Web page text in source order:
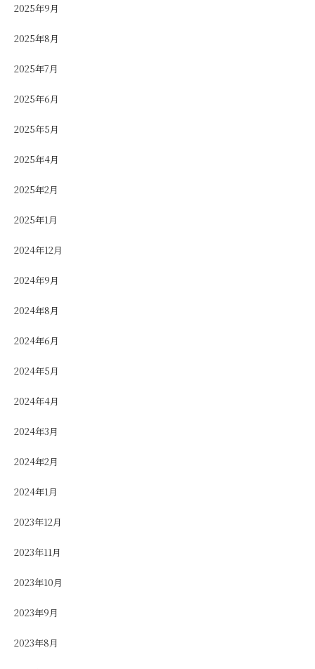
2025年9月
2025年8月
2025年7月
2025年6月
2025年5月
2025年4月
2025年2月
2025年1月
2024年12月
2024年9月
2024年8月
2024年6月
2024年5月
2024年4月
2024年3月
2024年2月
2024年1月
2023年12月
2023年11月
2023年10月
2023年9月
2023年8月